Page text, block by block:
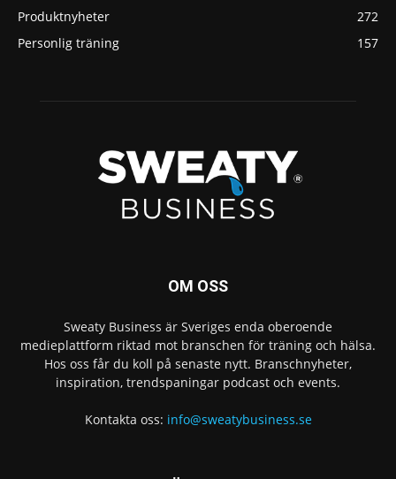
Produktnyheter
272
Personlig träning
157
OM OSS
Sweaty Business är Sveriges enda oberoende
medieplattform riktad mot branschen för träning och hälsa.
Hos oss får du koll på senaste nytt. Branschnyheter,
inspiration, trendspaningar podcast och events.
Kontakta oss: info@sweatybusiness.se